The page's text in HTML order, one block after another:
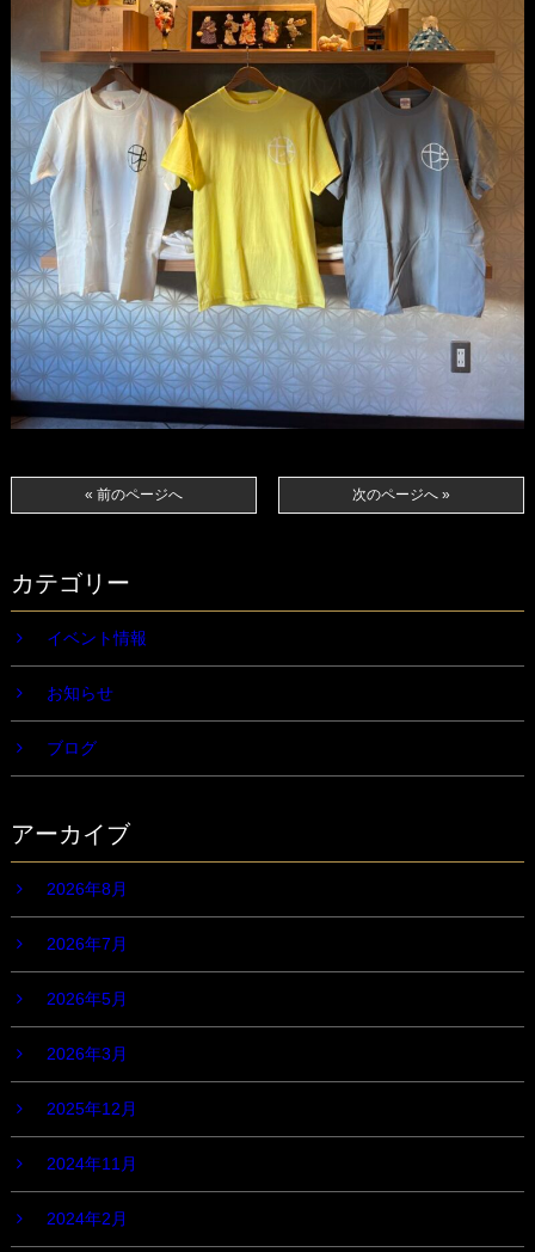
« 前のページへ 次のページへ »
カテゴリー
イベント情報
お知らせ
ブログ
アーカイブ
2026年8月
2026年7月
2026年5月
2026年3月
2025年12月
2024年11月
2024年2月